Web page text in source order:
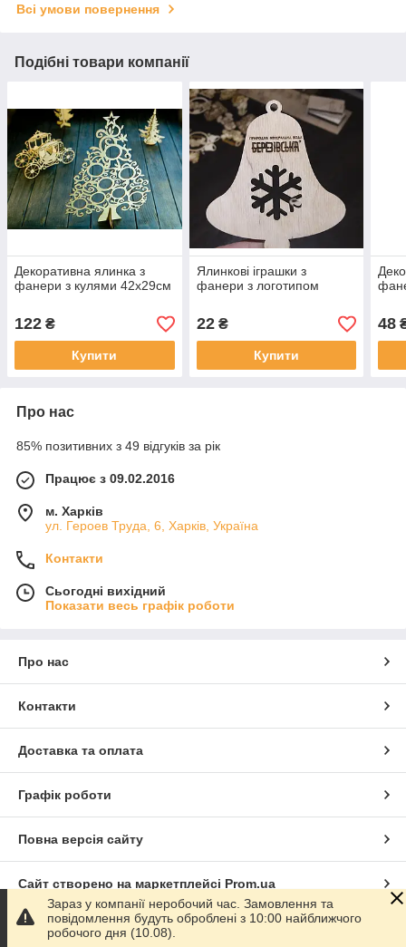
Всі умови повернення
Подібні товари компанії
Декоративна ялинка з
фанери з кулями 42х29см
122 ₴
Купити
Ялинкові іграшки з
фанери з логотипом
22₴
Купити
48
Про нас
85% позитивних з 49 відгуків за рік
Працює з 09.02.2016
м. Харків
ул. Героев Труда, 6, Харків, Україна
Контакти
Сьогодні вихідний
Показати весь графік роботи
Про нас
Контакти
Доставка та оплата
Графік роботи
Повна версія сайту
Сайт створено на маркетплейсі Prom.ua
Політика конфіденційності
Зараз у компанії неробочий час. Замовлення та
повідомлення будуть оброблені з 10:00 найближчого
робочого дня (10.08).